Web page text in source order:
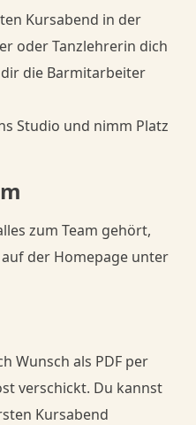
Kursabend in der
oder Tanzlehrerin dich
die Barmitarbeiter
Studio und nimm Platz
zum Team gehört,
der Homepage unter
Wunsch als PDF per
verschickt. Du kannst
Kursabend